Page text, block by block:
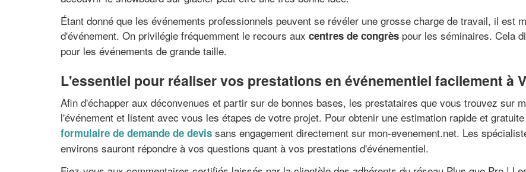
Étant donné que les événements professionnels peuvent se révéler une grosse charge de travail, il est
d'événement. On privilégie fréquemment le recours aux centres de congrès pour les séminaires. Cela
pour les événements de grande taille.
L'essentiel pour réaliser vos prestations en événementiel facilement à
Afin d'échapper aux déconvenues et partir sur de bonnes bases, les prestataires que vous trouvez sur
l'événement et listent avec vous les étapes de votre projet. Pour obtenir une estimation rapide et
formulaire de demande de devis sans engagement directement sur mon-evenement.net. Les
environs sauront répondre à vos questions quant à vos prestations d'événementiel.